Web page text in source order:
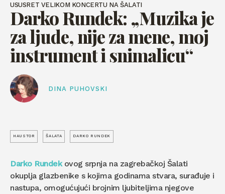
USUSRET VELIKOM KONCERTU NA ŠALATI
Darko Rundek: „Muzika je
za ljude, nije za mene, moj
instrument i snimalicu“
DINA PUHOVSKI
HAUSTOR ŠALATA DARKO RUNDEK
Darko Rundekovog srpnja na zagrebačkoj Šalati
okuplja glazbenike s kojima godinama stvara, surađuje i
nastupa, omogućujući brojnim ljubiteljima njegove